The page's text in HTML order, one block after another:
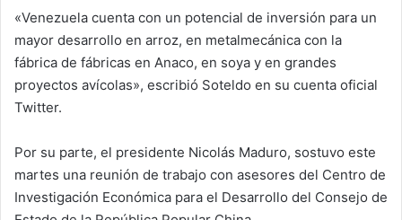
«Venezuela cuenta con un potencial de inversión para un
mayor desarrollo en arroz, en metalmecánica con la
fábrica de fábricas en Anaco, en soya y en grandes
proyectos avícolas», escribió Soteldo en su cuenta oficial
Twitter.
Por su parte, el presidente Nicolás Maduro, sostuvo este
martes una reunión de trabajo con asesores del Centro de
Investigación Económica para el Desarrollo del Consejo de